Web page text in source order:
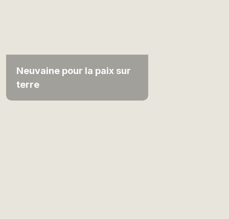
Neuvaine pour la paix sur
terre